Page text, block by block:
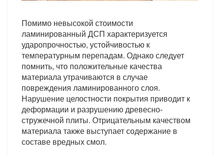
Помимо невысокой стоимости
ламинированный ДСП характеризуется
ударопрочностью, устойчивостью к
температурным перепадам. Однако следует
помнить, что положительные качества
материала утрачиваются в случае
повреждения ламинированного слоя.
Нарушение целостности покрытия приводит к
деформации и разрушению древесно-
стружечной плиты. Отрицательным качеством
материала также выступает содержание в
составе вредных смол.